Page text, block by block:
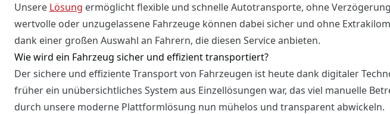
Unsere Lösung ermöglicht flexible und schnelle Autotransporte, ohne
wertvolle oder unzugelassene Fahrzeuge können dabei sicher und ohne
dank einer großen Auswahl an Fahrern, die diesen Service anbieten.
Wie wird ein Fahrzeug sicher und effizient transportiert?
Der sichere und effiziente Transport von Fahrzeugen ist heute dank digitaler
früher ein unübersichtliches System aus Einzellösungen war, das viel manuelle
durch unsere moderne Plattformlösung nun mühelos und transparent abwickeln.